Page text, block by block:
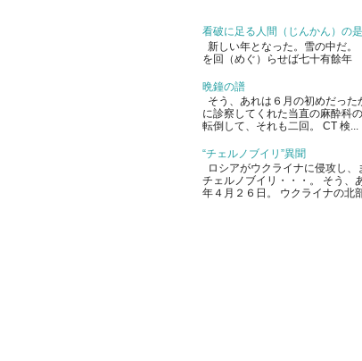
看破に足る人間（じんかん）の
新しい年となった。雪の中
を回（めぐ）らせば七十有
晩鐘の譜
そう、あれは６月の初めだっ
に診察してくれた当直の麻酔科
転倒して、それも二回。 CT 検...
“チェルノブイリ”異聞
ロシアがウクライナに侵攻し、
チェルノブイリ・・・。 そう、
年４月２６日。 ウクライナの北